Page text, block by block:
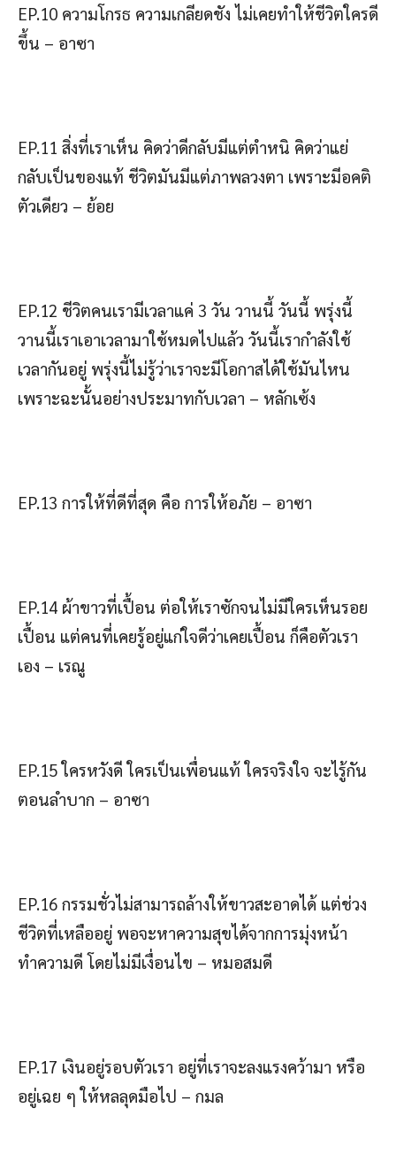
EP.10 ความโกรธ ความเกลียดชัง ไม่เคยทำให้ชีวิตใครดี
ขึ้น – อาซา
EP.11 สิ่งที่เราเห็น คิดว่าดีกลับมีแต่ตำหนิ คิดว่าแย่
กลับเป็นของแท้ ชีวิตมันมีแต่ภาพลวงตา เพราะมีอคติ
ตัวเดียว – ย้อย
EP.12 ชีวิตคนเรามีเวลาแค่ 3 วัน วานนี้ วันนี้ พรุ่งนี้
วานนี้เราเอาเวลามาใช้หมดไปแล้ว วันนี้เรากำลังใช้
เวลากันอยู่ พรุ่งนี้ไม่รู้ว่าเราจะมีโอกาสได้ใช้มันไหน
เพราะฉะนั้นอย่างประมาทกับเวลา – หลักเซ้ง
EP.13 การให้ที่ดีที่สุด คือ การให้อภัย – อาซา
EP.14 ผ้าขาวที่เปื้อน ต่อให้เราซักจนไม่มีใครเห็นรอย
เปื้อน แต่คนที่เคยรู้อยู่แก่ใจดีว่าเคยเปื้อน ก็คือตัวเรา
เอง – เรณู
EP.15 ใครหวังดี ใครเป็นเพื่อนแท้ ใครจริงใจ จะไรู้กัน
ตอนลำบาก – อาซา
EP.16 กรรมชั่วไม่สามารถล้างให้ขาวสะอาดได้ แต่ช่วง
ชีวิตที่เหลืออยู่ พอจะหาความสุขได้จากการมุ่งหน้า
ทำความดี โดยไม่มีเงื่อนไข – หมอสมดี
EP.17 เงินอยู่รอบตัวเรา อยู่ที่เราจะลงแรงคว้ามา หรือ
อยู่เฉย ๆ ให้หลลุดมือไป – กมล